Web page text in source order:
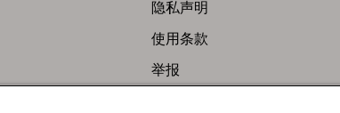
隐私声明
使用条款
举报